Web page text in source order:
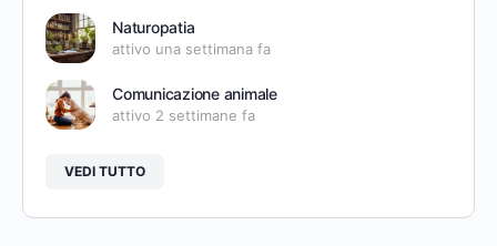
Naturopatia
attivo una settimana fa
Comunicazione animale
attivo 2 settimane fa
VEDI TUTTO